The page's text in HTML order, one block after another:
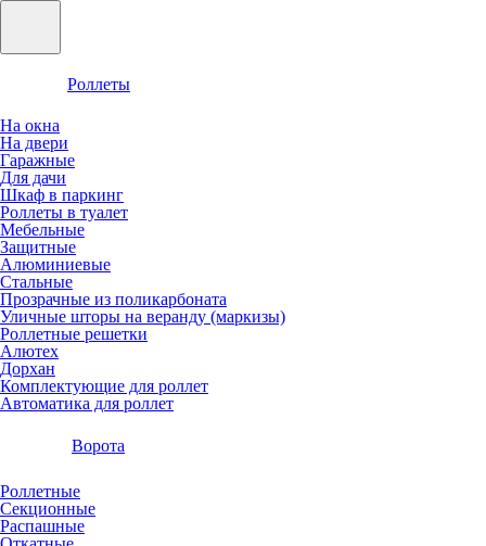
Роллеты
На окна
На двери
Гаражные
Для дачи
Шкаф в паркинг
Роллеты в туалет
Мебельные
Защитные
Алюминиевые
Стальные
Прозрачные из поликарбоната
Уличные шторы на веранду (маркизы)
Роллетные решетки
Алютех
Дорхан
Комплектующие для роллет
Автоматика для роллет
Ворота
Роллетные
Секционные
Распашные